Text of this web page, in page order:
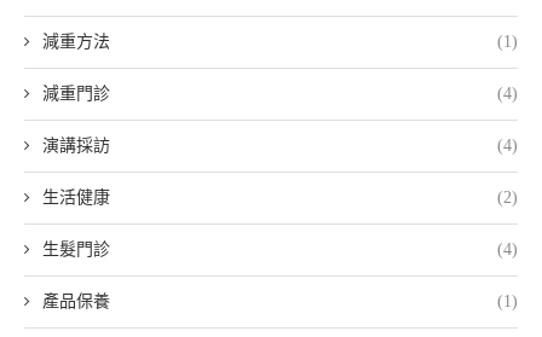
減重方法 (1)
減重門診 (4)
演講採訪 (4)
生活健康 (2)
生髮門診 (4)
產品保養 (1)